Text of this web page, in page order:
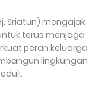
Sriatun) mengajak
terus menjaga
peran keluarga
lingkungan